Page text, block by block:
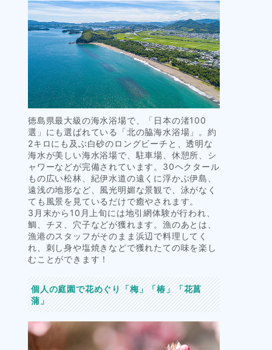
徳島県最大級の海水浴場で、「日本の渚100
選」にも選ばれている「北の脇海水浴場」。約
2キロにも及ぶ白砂のロングビーチと、透明な
海水が美しい海水浴場で、駐車場、休憩所、シ
ャワーなどが完備されています。30ヘクタール
もの広い松林、紀伊水道の遠くに浮かぶ伊島、
遠浅の地形など、風光明媚な景観で、泳がなく
ても風景を見ているだけで癒やされます。
3月末から10月上旬には地引網体験が行われ、
鯛、チヌ、穴子などが獲れます。漁のあとは、
漁港のスタッフがそのまま浜辺で料理してく
れ、刺し身や塩焼きなどで獲れたての味を楽し
むことができます！
個人の庭園で花めぐり「梅」「椿」「花菖
蒲」